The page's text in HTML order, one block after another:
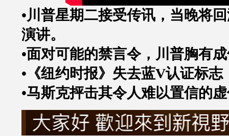
•川普星期二接受传讯，当晚将
演讲。
•面对可能的禁言令，川普胸有
•《纽约时报》失去蓝V认证标志
•马斯克抨击其令人难以置信的